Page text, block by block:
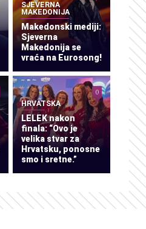
SJEVERNA
MAKEDONIJA
Makedonski mediji:
Sjeverna
Makedonija se
vraća na Eurosong!
HRVATSKA
LELEK nakon
finala: “Ovo je
velika stvar za
Hrvatsku, ponosne
smo i sretne.”
0